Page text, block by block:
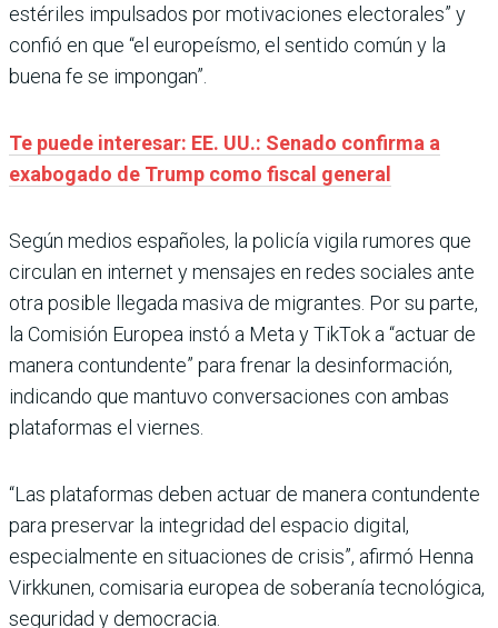
estériles impulsados por motivaciones electorales” y
confió en que “el europeísmo, el sentido común y la
buena fe se impongan”.
Te puede interesar: EE. UU.: Senado confirma a
exabogado de Trump como fiscal general
Según medios españoles, la policía vigila rumores que
circulan en internet y mensajes en redes sociales ante
otra posible llegada masiva de migrantes. Por su parte,
la Comisión Europea instó a Meta y TikTok a “actuar de
manera contundente” para frenar la desinformación,
indicando que mantuvo conversaciones con ambas
plataformas el viernes.
“Las plataformas deben actuar de manera contundente
para preservar la integridad del espacio digital,
especialmente en situaciones de crisis”, afirmó Henna
Virkkunen, comisaria europea de soberanía tecnológica,
seguridad y democracia.